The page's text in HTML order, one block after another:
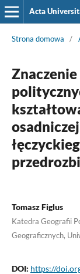
Strona domowa /
Tomasz Figlus
Katedra Geografii
Geograficznych,
DOI: https://